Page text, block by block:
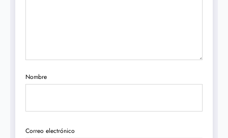
Nombre
Correo electrónico